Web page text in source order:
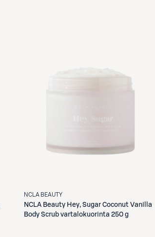
NCLA BEAUTY
NCLA Beauty Hey, Sugar Coconut Vanilla
Body Scrub vartalokuorinta 250 g